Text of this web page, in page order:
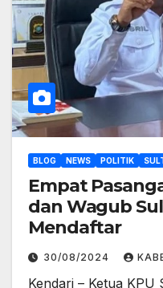
BLOG NEWS POLITIK
Empat
dan Wagub
Mendaftar
30/08/2024
Kendari – Ketua